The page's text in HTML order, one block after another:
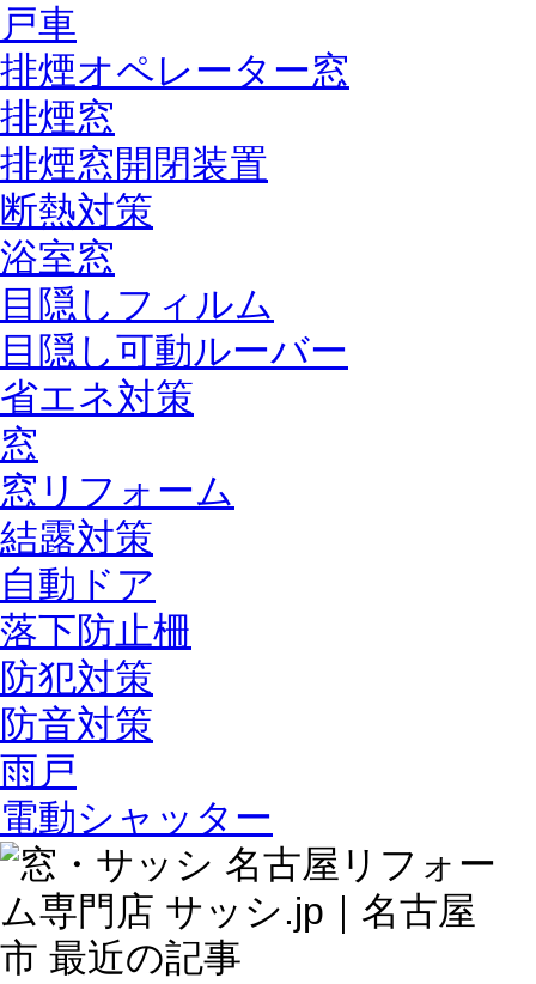
戸車
排煙オペレーター窓
排煙窓
排煙窓開閉装置
断熱対策
浴室窓
目隠しフィルム
目隠し可動ルーバー
省エネ対策
窓
窓リフォーム
結露対策
自動ドア
落下防止柵
防犯対策
防音対策
雨戸
電動シャッター